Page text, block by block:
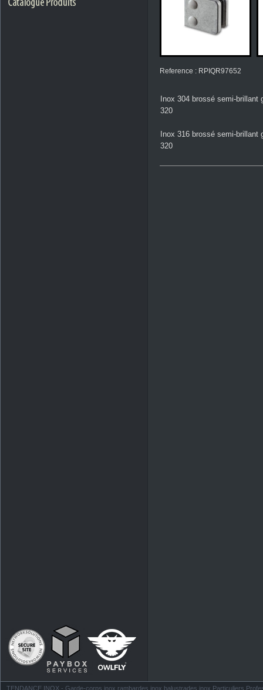
Reference : RPIQR97652
Inox 304 brossé semi-brillant
320
Inox 316 brossé semi-brillant
320
TENDANCE INOX - Garde-corps inox rambardes inox balustrades inox Particuliers